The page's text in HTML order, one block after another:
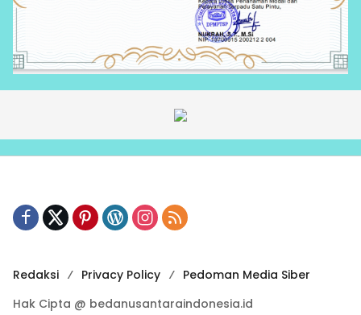
Redaksi Privacy Policy
Pedoman Media Siber
Hak Cipta @ bedanusantaraindonesia.id